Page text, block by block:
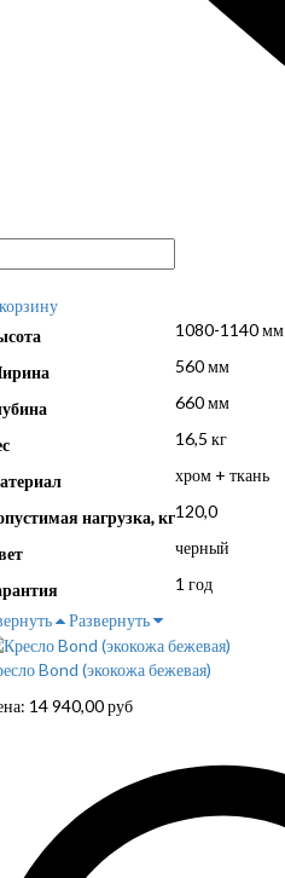
1080-1140 мм
560 мм
660 мм
16,5 кг
хром + ткань
нагрузка, кг120,0
черный
1 год
Развернуть
Bond (экокожа бежевая)
14 940,00руб